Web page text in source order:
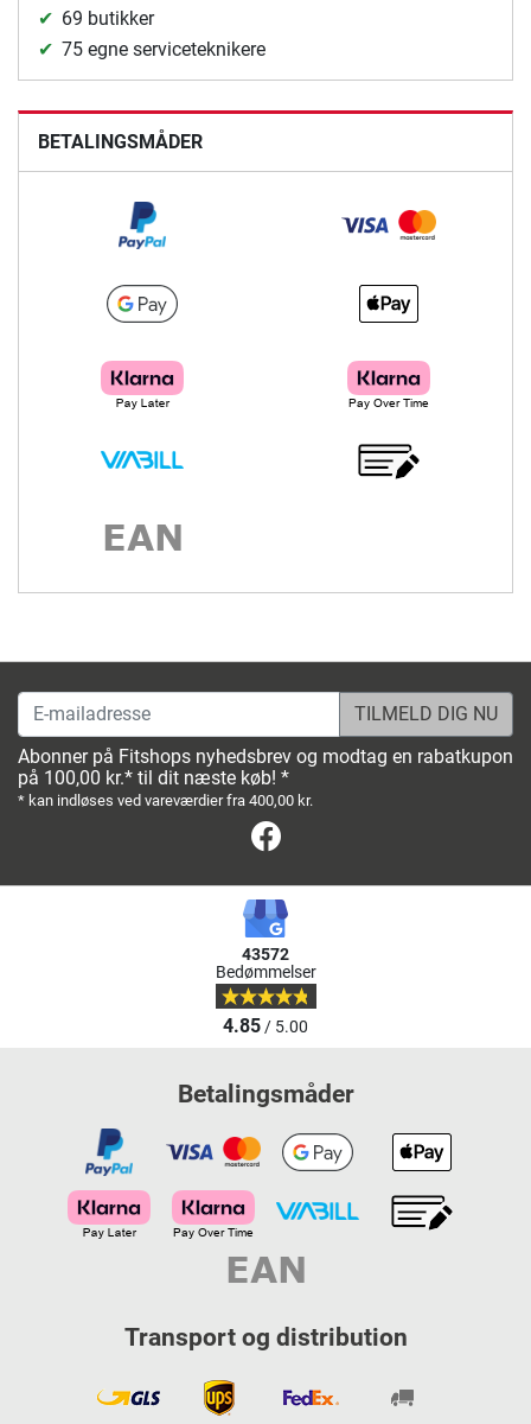
69 butikker
75 egne serviceteknikere
BETALINGSMÅDER
E-mailadresse
Abonner på Fitshops nyhedsbrev og modtag en rabatkupon
på 100,00 kr.* til dit næste køb! *
* kan indløses ved vareværdier fra 400,00 kr.
43572
Bedømmelser
4.85/ 5.00
Betalingsmåder
Transport og distribution